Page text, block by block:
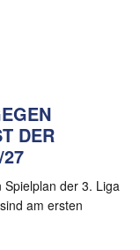
DER
der 3. Liga
am ersten